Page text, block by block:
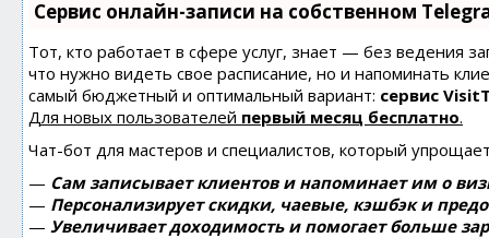
Сервис онлайн-записи на собственном
Тот, кто работает в сфере услуг, знает — без ведения
что нужно видеть свое расписание, но и напоминать
самый бюджетный и оптимальный вариант: сервис
Для новых пользователей первый месяц бесплатно.
Чат-бот для мастеров и специалистов, который
— Сам записывает клиентов и напоминает им о
— Персонализирует скидки, чаевые, кэшбэк и
— Увеличивает доходимость и помогает больше